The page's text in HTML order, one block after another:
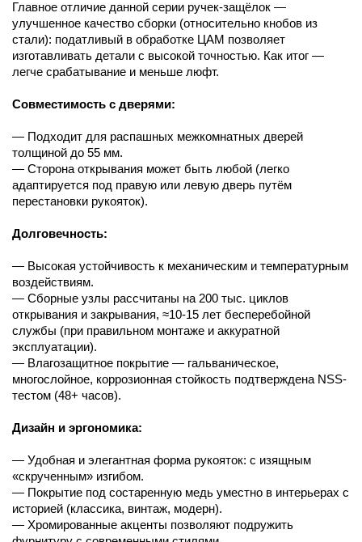
Главное отличие данной серии ручек-защёлок —
улучшенное качество сборки (относительно кнобов из
стали): податливый в обработке ЦАМ позволяет
изготавливать детали с высокой точностью. Как итог —
легче срабатывание и меньше люфт.
Совместимость с дверями:
— Подходит для распашных межкомнатных дверей
толщиной до 55 мм.
— Сторона открывания может быть любой (легко
адаптируется под правую или левую дверь путём
перестановки рукояток).
Долговечность:
— Высокая устойчивость к механическим и температурным
воздействиям.
— Сборные узлы рассчитаны на 200 тыс. циклов
открывания и закрывания, ≈10-15 лет бесперебойной
службы (при правильном монтаже и аккуратной
эксплуатации).
— Влагозащитное покрытие — гальваническое,
многослойное, коррозионная стойкость подтверждена NSS-
тестом (48+ часов).
Дизайн и эргономика:
— Удобная и элегантная форма рукояток: с изящным
«скрученным» изгибом.
— Покрытие под состаренную медь уместно в интерьерах с
историей (классика, винтаж, модерн).
— Хромированные акценты позволяют подружить